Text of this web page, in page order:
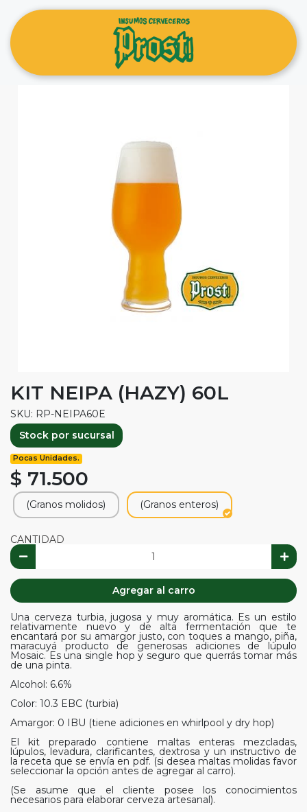
KIT NEIPA (HAZY) 60L
SKU: RP-NEIPA60E
Stock por sucursal
Pocas Unidades.
$ 71.500
(Granos molidos) (Granos enteros)
CANTIDAD
Agregar al carro
Una cerveza turbia, jugosa y muy aromática. Es un estilo
relativamente nuevo y de alta fermentación que te
encantará por su amargor justo, con toques a mango, piña,
maracuyá producto de generosas adiciones de lúpulo
Mosaic. Es una single hop y seguro que querrás tomar más
de una pinta.
Alcohol: 6.6%
Color: 10.3 EBC (turbia)
Amargor: 0 IBU (tiene adiciones en whirlpool y dry hop)
El kit preparado contiene maltas enteras mezcladas,
lúpulos, levadura, clarificantes, dextrosa y un instructivo de
la receta que se envía en pdf. (si desea maltas molidas favor
seleccionar la opción antes de agregar al carro).
(Se asume que el cliente posee los conocimientos
necesarios para elaborar cerveza artesanal).